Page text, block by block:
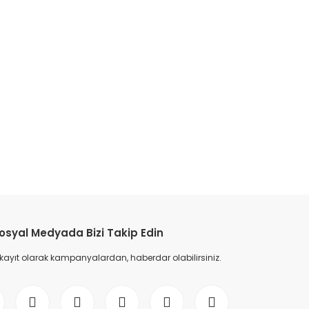
Medyada Bizi Takip Edin
olarak kampanyalardan, haberdar olabilirsiniz.